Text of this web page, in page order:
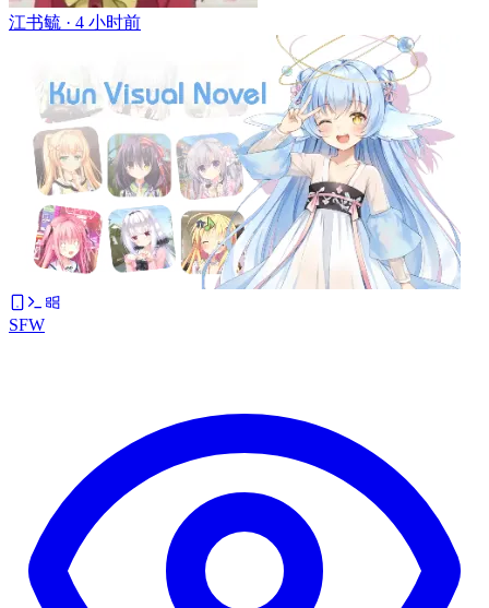
江书毓 · 4 小时前
SFW